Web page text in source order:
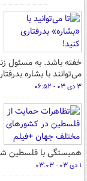
خفته باشد. به مسئول
می‌توانند با بشاره
۳ دی ۰۳ - ۰۶:۵۲
همبستگی با فلسطین
۱ دی ۰۳ - ۰۳:۰۳